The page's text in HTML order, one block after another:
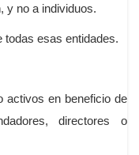
y no a individuos.
todas esas entidades.
en beneficio de
directores o